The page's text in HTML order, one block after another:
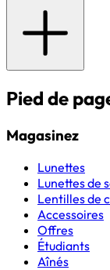
Pied de
Magasinez
Lunettes
Lunettes de
Lentilles de
Accessoires
Offres
Étudiants
Aînés